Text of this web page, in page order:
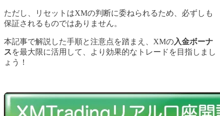
ただし、リセットはXMの判断に委ねられるため、必ずしも
保証されるものではありません。
本記事で解説した手順と注意点を踏まえ、XMの入金ボーナ
スを最大限に活用して、より効果的なトレードを目指しまし
ょう！